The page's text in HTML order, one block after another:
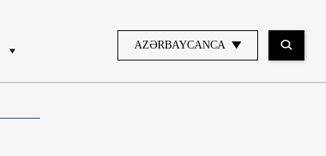
AZƏRBAYCANCA